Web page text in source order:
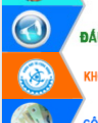
Trình diễn nghệ thuật chế biến các
món ăn từ sầu riêng
Đắk Lắk công bố Quy hoạch và xúc
tiến đầu tư tỉnh
Ngành cá ngừ Đắk Lắk chủ động thích
ứng để giữ vững thị trường xuất khẩu
Diễn đàn Kinh tế tư nhân Việt Nam
phá cơ chế - Hợp tác công tư
Đề án 06 tạo bước ngoặt đột phá
cải cách hành chính tỉnh Đắk Lắk
Kết nối tour, đẩy mạnh chuyển đổi